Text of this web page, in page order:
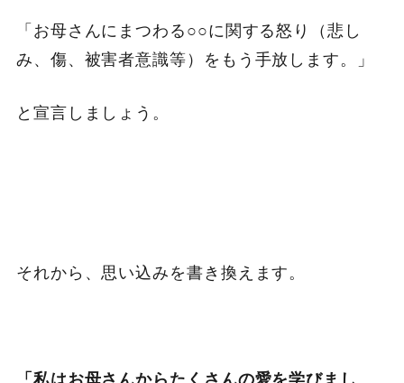
「お母さんにまつわる○○に関する怒り（悲し
み、傷、被害者意識等）をもう手放します。」
と宣言しましょう。
それから、思い込みを書き換えます。